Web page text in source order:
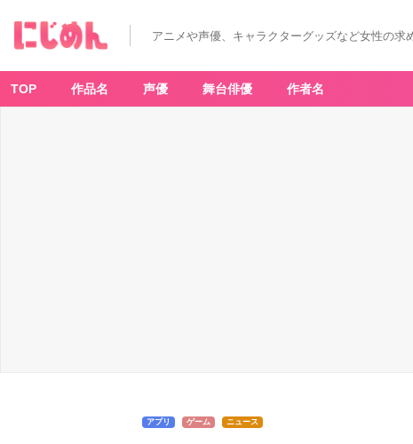
アニメや声優、キャラクターグッズなど女性の求
TOP 作品名 声優 舞台俳優 作者名
アプリ ゲーム ニュース